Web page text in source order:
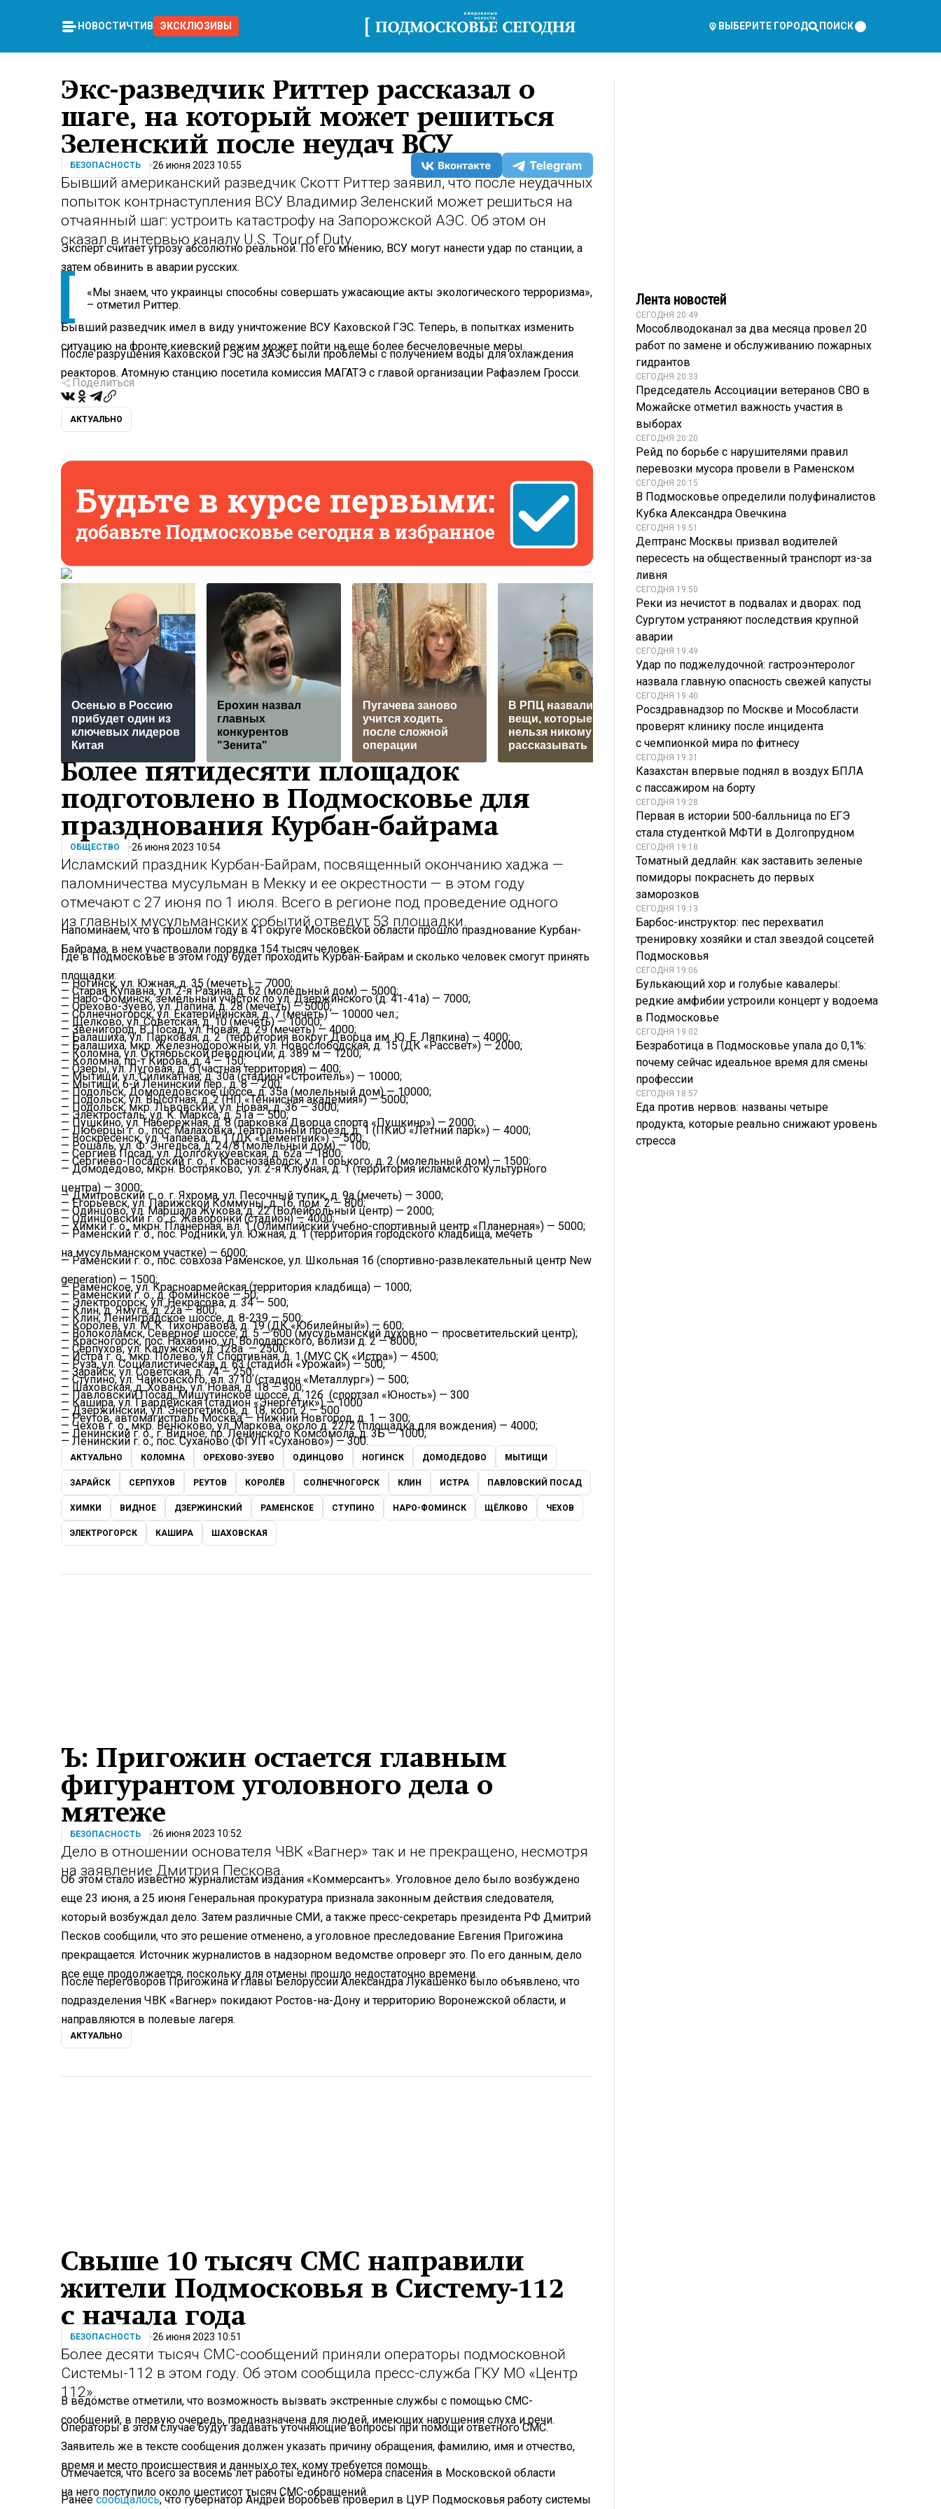
НОВОСТИ ЧТИВО ЭКСКЛЮЗИВЫ ВЫБЕРИТЕ ГОРОД ПОИСК
Экс-разведчик Риттер рассказал о
шаге, на который может решиться
Зеленский после неудач ВСУ
БЕЗОПАСНОСТЬ 26 июня 2023 10:55
Бывший американский разведчик Скотт Риттер заявил, что после неудачных
попыток контрнаступления ВСУ Владимир Зеленский может решиться на
отчаянный шаг: устроить катастрофу на Запорожской АЭС. Об этом он
сказал в интервью каналу U.S. Tour of Duty.
Эксперт считает угрозу абсолютно реальной. По его мнению, ВСУ могут нанести удар по станции, а
затем обвинить в аварии русских.
«Мы знаем, что украинцы способны совершать ужасающие акты экологического терроризма»,
– отметил Риттер.
Бывший разведчик имел в виду уничтожение ВСУ Каховской ГЭС. Теперь, в попытках изменить
ситуацию на фронте киевский режим может пойти на еще более бесчеловечные меры.
После разрушения Каховской ГЭС на ЗАЭС были проблемы с получением воды для охлаждения
реакторов. Атомную станцию посетила комиссия МАГАТЭ с главой организации Рафаэлем Гросси.
Поделиться
АКТУАЛЬНО
Осенью в Россию
прибудет один из
ключевых лидеров
Китая
Ерохин назвал
главных
конкурентов
"Зенита"
Пугачева заново
учится ходить
после сложной
операции
В РПЦ назвали три
вещи, которые
нельзя никому
рассказывать
SHOT: Маньяк
Манишин попросил
отправить его на
СВО
признания
Абхазии и Южной
Более пятидесяти площадок
подготовлено в Подмосковье для
празднования Курбан-байрама
ОБЩЕСТВО 26 июня 2023 10:54
Исламский праздник Курбан-Байрам, посвященный окончанию хаджа —
паломничества мусульман в Мекку и ее окрестности — в этом году
отмечают с 27 июня по 1 июля. Всего в регионе под проведение одного
из главных мусульманских событий отведут 53 площадки.
Напоминаем, что в прошлом году в 41 округе Московской области прошло празднование Курбан-
Байрама, в нем участвовали порядка 154 тысяч человек.
Где в Подмосковье в этом году будет проходить Курбан-Байрам и сколько человек смогут принять
площадки:
— Ногинск, ул. Южная, д. 35 (мечеть) — 7000;
— Старая Купавна, ул. 2-я Разина, д. 62 (молельный дом) — 5000;
— Наро-Фоминск, земельный участок по ул. Дзержинского (д. 41-41а) — 7000;
— Орехово-Зуево, ул. Лапина, д. 28 (мечеть) — 5000;
— Солнечногорск, ул. Екатерининская, д. 7 (мечеть) — 10000 чел.;
— Щелково, ул. Советская, д. 10 (мечеть) — 10000;
— Звенигород, В. Посад, ул. Новая, д. 29 (мечеть) — 4000;
— Балашиха, ул. Парковая, д. 2 (территория вокруг Дворца им. Ю. Е. Ляпкина) — 4000;
— Балашиха, мкр. Железнодорожный, ул. Новослободская, д. 15 (ДК «Рассвет») — 2000;
— Коломна, ул. Октябрьской революции, д. 389 м — 1200;
— Коломна, пр-т Кирова, д. 4 — 150;
— Озеры, ул. Луговая, д. 6 (частная территория) — 400;
— Мытищи, ул. Силикатная, д. 30а (стадион «Строитель») — 10000;
— Мытищи, 6-й Ленинский пер., д. 8 — 200;
— Подольск, Домодедовское шоссе, д. 35а (молельный дом) — 10000;
— Подольск, ул. Высотная, д. 2 (НП «Теннисная академия») — 5000;
— Подольск, мкр. Львовский, ул. Новая, д. 36 — 3000;
— Электросталь, ул. К. Маркса, д. 51а — 500;
— Пушкино, ул. Набережная, д. 8 (парковка Дворца спорта «Пушкино») — 2000;
— Люберцы г. о., пос. Малаховка, Театральный проезд, д. 1 (ПКиО «Летний парк») — 4000;
— Воскресенск, ул. Чапаева, д. 1 (ДК «Цементник») — 500;
— Рошаль, ул. Ф. Энгельса, д. 24/8 (молельный дом) — 100;
— Сергиев Посад, ул. Долгокукуевская, д. 62а — 1800;
— Сергиево-Посадский г. о., г. Краснозаводск, ул. Горького, д. 2 (молельный дом) — 1500;
— Домодедово, мкрн. Востряково, ул. 2-я Клубная, д. 1 (территория исламского культурного
центра) — 3000;
— Дмитровский г. о. г. Яхрома, ул. Песочный тупик, д. 9а (мечеть) — 3000;
— Егорьевск, ул. Парижской Коммуны, д. 1б, пом. 2 — 800;
— Одинцово, ул. Маршала Жукова, д. 22 (Волейбольный центр) — 2000;
— Одинцовский г. о., с. Жаворонки (стадион) — 4000;
— Химки г. о., мкрн. Планерная, вл. 1 (Олимпийский учебно-спортивный центр «Планерная») — 5000;
— Раменский г. о., пос. Родники, ул. Южная, д. 1 (территория городского кладбища, мечеть
на мусульманском участке) — 6000;
— Раменский г. о., пос. совхоза Раменское, ул. Школьная 1б (спортивно-развлекательный центр New
generation) — 1500;
— Раменское, ул. Красноармейская (территория кладбища) — 1000;
— Раменский г. о., д. Фоминское — 50;
— Электрогорск, ул. Некрасова, д. 34 — 500;
— Клин, д. Ямуга, д. 22а — 800;
— Клин, Ленинградское шоссе, д. 8-239 — 500;
— Королев, ул. М. К. Тихонравова, д. 19 (ДК «Юбилейный») — 600;
— Волоколамск, Северное шоссе, д. 5 — 600 (мусульманский духовно — просветительский центр);
— Красногорск, пос. Нахабино, ул. Володарского, вблизи д. 2 — 8000;
— Серпухов, ул. Калужская, д. 128а — 2500;
— Истра г. о., мкр. Полево, ул. Спортивная, д. 1 (МУС СК «Истра») — 4500;
— Руза, ул. Социалистическая, д. 63 (стадион «Урожай») — 500;
— Зарайск, ул. Советская, д. 74 — 250;
— Ступино, ул. Чайковского, вл. 3/10 (стадион «Металлург») — 500;
— Шаховская, д. Ховань, ул. Новая, д. 18 — 300;
— Павловский Посад, Мишутинское шоссе, д. 12б (спортзал «Юность») — 300
— Кашира, ул. Гвардейская (стадион «Энергетик») — 1000
— Дзержинский, ул. Энергетиков, д. 18, корп. 2 — 500
— Реутов, автомагистраль Москва — Нижний Новгород, д. 1 — 300;
— Чехов г. о., мкр. Венюково, ул. Маркова, около д. 22/2 (площадка для вождения) — 4000;
— Ленинский г. о., г. Видное, пр. Ленинского Комсомола, д. 3Б — 1000;
— Ленинский г. о., пос. Суханово (ФГУП «Суханово») — 300.
АКТУАЛЬНО КОЛОМНА ОРЕХОВО-ЗУЕВО ОДИНЦОВО НОГИНСК ДОМОДЕДОВО МЫТИЩИ
ЗАРАЙСК СЕРПУХОВ РЕУТОВ КОРОЛЁВ СОЛНЕЧНОГОРСК КЛИН ИСТРА ПАВЛОВСКИЙ ПОСАД
ХИМКИ ВИДНОЕ ДЗЕРЖИНСКИЙ РАМЕНСКОЕ СТУПИНО НАРО-ФОМИНСК ЩЁЛКОВО ЧЕХОВ
ЭЛЕКТРОГОРСК КАШИРА ШАХОВСКАЯ
Ъ: Пригожин остается главным
фигурантом уголовного дела о
мятеже
БЕЗОПАСНОСТЬ 26 июня 2023 10:52
Дело в отношении основателя ЧВК «Вагнер» так и не прекращено, несмотря
на заявление Дмитрия Пескова.
Об этом стало известно журналистам издания «Коммерсантъ». Уголовное дело было возбуждено
еще 23 июня, а 25 июня Генеральная прокуратура признала законным действия следователя,
который возбуждал дело. Затем различные СМИ, а также пресс-секретарь президента РФ Дмитрий
Песков сообщили, что это решение отменено, а уголовное преследование Евгения Пригожина
прекращается. Источник журналистов в надзорном ведомстве опроверг это. По его данным, дело
все еще продолжается, поскольку для отмены прошло недостаточно времени.
После переговоров Пригожина и главы Белоруссии Александра Лукашенко было объявлено, что
подразделения ЧВК «Вагнер» покидают Ростов-на-Дону и территорию Воронежской области, и
направляются в полевые лагеря.
АКТУАЛЬНО
Свыше 10 тысяч СМС направили
жители Подмосковья в Систему-112
с начала года
БЕЗОПАСНОСТЬ 26 июня 2023 10:51
Более десяти тысяч СМС-сообщений приняли операторы подмосковной
Системы-112 в этом году. Об этом сообщила пресс-служба ГКУ МО «Центр
112».
В ведомстве отметили, что возможность вызвать экстренные службы с помощью СМС-
сообщений, в первую очередь, предназначена для людей, имеющих нарушения слуха и речи.
Операторы в этом случае будут задавать уточняющие вопросы при помощи ответного СМС.
Заявитель же в тексте сообщения должен указать причину обращения, фамилию, имя и отчество,
время и место происшествия и данных о тех, кому требуется помощь.
Отмечается, что всего за восемь лет работы единого номера спасения в Московской области
на него поступило около шестисот тысяч СМС-обращений.
Ранеесообщалось, что губернатор Андрей Воробьев проверил в ЦУР Подмосковья работу системы
Лента новостей
СЕГОДНЯ 20:49
Мособлводоканал за два месяца провел 20
работ по замене и обслуживанию пожарных
гидрантов
СЕГОДНЯ 20:33
Председатель Ассоциации ветеранов СВО в
Можайске отметил важность участия в
выборах
СЕГОДНЯ 20:20
Рейд по борьбе с нарушителями правил
перевозки мусора провели в Раменском
СЕГОДНЯ 20:15
В Подмосковье определили полуфиналистов
Кубка Александра Овечкина
СЕГОДНЯ 19:51
Дептранс Москвы призвал водителей
пересесть на общественный транспорт из-за
ливня
СЕГОДНЯ 19:50
Реки из нечистот в подвалах и дворах: под
Сургутом устраняют последствия крупной
аварии
СЕГОДНЯ 19:49
Удар по поджелудочной: гастроэнтеролог
назвала главную опасность свежей капусты
СЕГОДНЯ 19:40
Росздравнадзор по Москве и Мособласти
проверят клинику после инцидента
с чемпионкой мира по фитнесу
СЕГОДНЯ 19:31
Казахстан впервые поднял в воздух БПЛА
с пассажиром на борту
СЕГОДНЯ 19:28
Первая в истории 500-балльница по ЕГЭ
стала студенткой МФТИ в Долгопрудном
СЕГОДНЯ 19:18
Томатный дедлайн: как заставить зеленые
помидоры покраснеть до первых
заморозков
СЕГОДНЯ 19:13
Барбос-инструктор: пес перехватил
тренировку хозяйки и стал звездой соцсетей
Подмосковья
СЕГОДНЯ 19:06
Булькающий хор и голубые кавалеры:
редкие амфибии устроили концерт у водоема
в Подмосковье
СЕГОДНЯ 19:02
Безработица в Подмосковье упала до 0,1%:
почему сейчас идеальное время для смены
профессии
СЕГОДНЯ 18:57
Еда против нервов: названы четыре
продукта, которые реально снижают уровень
стресса